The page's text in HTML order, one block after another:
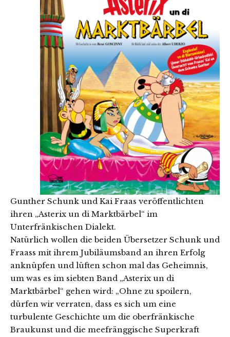
Gunther Schunk und Kai Fraas veröffentlichten
ihren „Asterix un di Marktbärbel“ im
Unterfränkischen Dialekt.
Natürlich wollen die beiden Übersetzer Schunk und
Fraass mit ihrem Jubiläumsband an ihren Erfolg
anknüpfen und lüften schon mal das Geheimnis,
um was es im siebten Band „Asterix un di
Marktbärbel“ gehen wird: „Ohne zu spoilern,
dürfen wir verraten, dass es sich um eine
turbulente Geschichte um die oberfränkische
Braukunst und die meefränggische Superkraft